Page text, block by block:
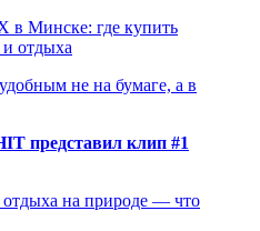
в Минске: где купить
отдыха
не на бумаге, а в
представил клип #1
отдыха на природе — что